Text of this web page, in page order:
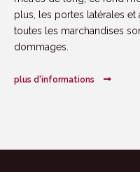
plus, les portes latérales et
toutes les marchandises
dommages.
plus d'informations